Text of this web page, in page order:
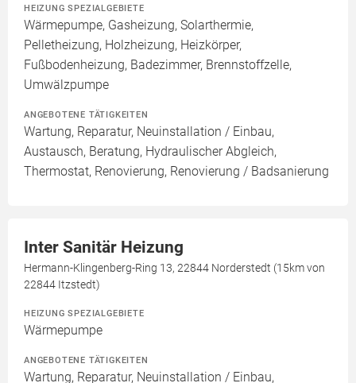
HEIZUNG SPEZIALGEBIETE
Wärmepumpe, Gasheizung, Solarthermie,
Pelletheizung, Holzheizung, Heizkörper,
Fußbodenheizung, Badezimmer, Brennstoffzelle,
Umwälzpumpe
ANGEBOTENE TÄTIGKEITEN
Wartung, Reparatur, Neuinstallation / Einbau,
Austausch, Beratung, Hydraulischer Abgleich,
Thermostat, Renovierung, Renovierung / Badsanierung
Inter Sanitär Heizung
Hermann-Klingenberg-Ring 13, 22844 Norderstedt (15km von
22844 Itzstedt)
HEIZUNG SPEZIALGEBIETE
Wärmepumpe
ANGEBOTENE TÄTIGKEITEN
Wartung, Reparatur, Neuinstallation / Einbau,